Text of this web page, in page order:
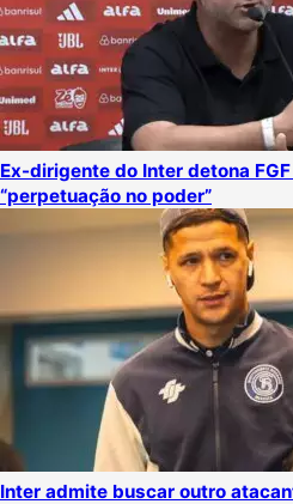
Ex-dirigente do Inter detona
“perpetuação no poder”
Inter admite buscar outro